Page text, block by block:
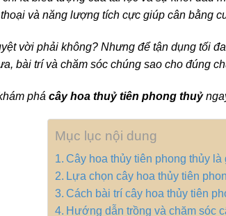
và năng lượng tích cực giúp cân bằng
vời phải không? Nhưng để tận dụng tối
bài trí và chăm sóc chúng sao cho đúng
phá cây hoa thuỷ tiên phong thuỷ
Mục lục nội dung
Cây hoa thủy tiên phong thủy
Lựa chọn cây hoa thủy tiên
Cách bài trí cây hoa thủy tiên
Hướng dẫn trồng và chăm sóc